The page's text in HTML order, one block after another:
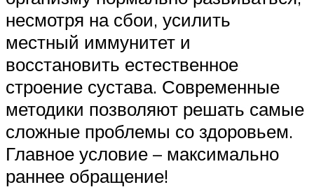
несмотря на сбои, усилить
местный иммунитет и
восстановить естественное
строение сустава. Современные
методики позволяют решать самые
сложные проблемы со здоровьем.
Главное условие – максимально
раннее обращение!